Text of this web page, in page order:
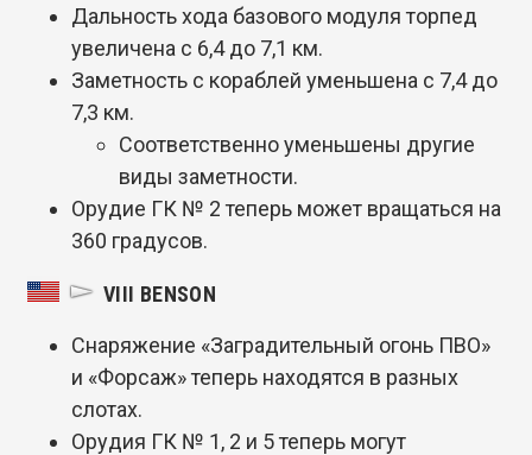
Дальность хода базового модуля торпед
увеличена с 6,4 до 7,1 км.
Заметность с кораблей уменьшена с 7,4 до
7,3 км.
Соответственно уменьшены другие
виды заметности.
Орудие ГК № 2 теперь может вращаться на
360 градусов.
VIII BENSON
Снаряжение «Заградительный огонь ПВО»
и «Форсаж» теперь находятся в разных
слотах.
Орудия ГК № 1, 2 и 5 теперь могут